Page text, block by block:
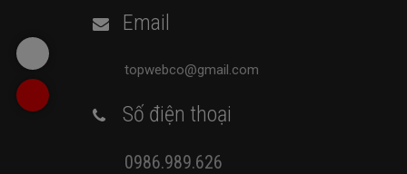
Email
topwebco@gmail.com
Số điện thoại
0986.989.626